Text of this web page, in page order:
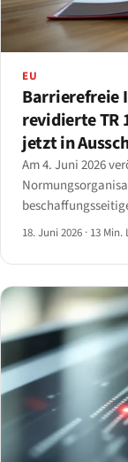
EU
Barrierefreie
revidierte TR
jetzt in
Am 4. Juni 2026
Vergabestellen
18. Juni 2026 · 13 Min.